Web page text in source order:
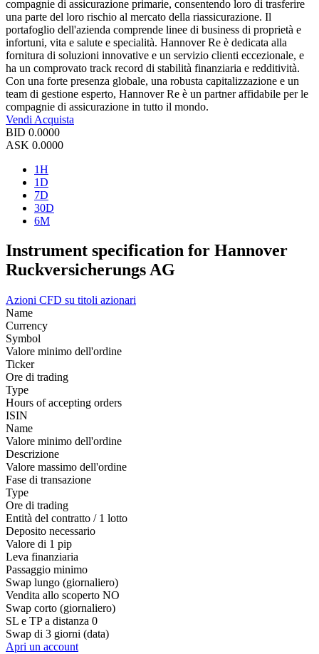
compagnie di assicurazione primarie, consentendo loro di trasferire
una parte del loro rischio al mercato della riassicurazione. Il
portafoglio dell'azienda comprende linee di business di proprietà e
infortuni, vita e salute e specialità. Hannover Re è dedicata alla
fornitura di soluzioni innovative e un servizio clienti eccezionale, e
ha un comprovato track record di stabilità finanziaria e redditività.
Con una forte presenza globale, una robusta capitalizzazione e un
team di gestione esperto, Hannover Re è un partner affidabile per le
compagnie di assicurazione in tutto il mondo.
Vendi Acquista
BID 0.0000
ASK 0.0000
1H
1D
7D
30D
6M
Instrument specification for Hannover
Ruckversicherungs AG
Azioni CFD su titoli azionari
Name
Currency
Symbol
Valore minimo dell'ordine
Ticker
Ore di trading
Type
Hours of accepting orders
ISIN
Name
Valore minimo dell'ordine
Descrizione
Valore massimo dell'ordine
Fase di transazione
Type
Ore di trading
Entità del contratto / 1 lotto
Deposito necessario
Valore di 1 pip
Leva finanziaria
Passaggio minimo
Swap lungo (giornaliero)
Vendita allo scoperto NO
Swap corto (giornaliero)
SL e TP a distanza 0
Swap di 3 giorni (data)
Apri un account